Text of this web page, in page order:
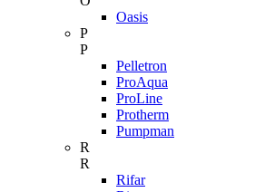
Oasis
P
P
Pelletron
ProAqua
ProLine
Protherm
Pumpman
R
R
Rifar